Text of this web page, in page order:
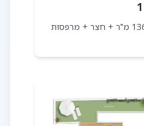
דופלקס 5.5 חדרים על 136 מ"ר + חצר + מרפסות